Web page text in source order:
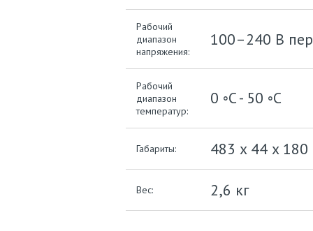
Рабочий
диапазон
напряжения:
100–240 В
Рабочий
диапазон
температур:
0 ◦C - 50 ◦C
Габариты: 483 x 44 x 180
Вес: 2,6 кг